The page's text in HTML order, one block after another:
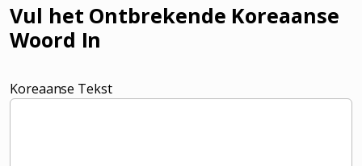
Vul het Ontbrekende Koreaanse
Woord In
Koreaanse Tekst